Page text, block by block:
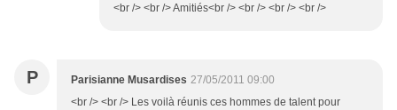
<br /> <br /> Amitiés<br /> <br /> <br /> <br />
P Parisianne Musardises 27/05/2011 09:00
<br /> <br /> Les voilà réunis ces hommes de talent pour